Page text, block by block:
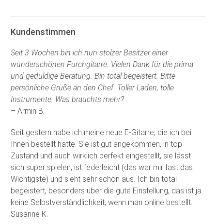
Kundenstimmen
Seit 3 Wochen bin ich nun stolzer Besitzer einer
wunderschönen Furchgitarre. Vielen Dank für die prima
und geduldige Beratung. Bin total begeistert. Bitte
persönliche Grüße an den Chef. Toller Laden, tolle
Instrumente. Was brauchts mehr?
– Armin B.
Seit gestern habe ich meine neue E-Gitarre, die ich bei
Ihnen bestellt hatte. Sie ist gut angekommen, in top
Zustand und auch wirklich perfekt eingestellt, sie lässt
sich super spielen, ist federleicht (das war mir fast das
Wichtigste) und sieht sehr schön aus. Ich bin total
begeistert, besonders über die gute Einstellung, das ist ja
keine Selbstverständlichkeit, wenn man online bestellt.
Susanne K.